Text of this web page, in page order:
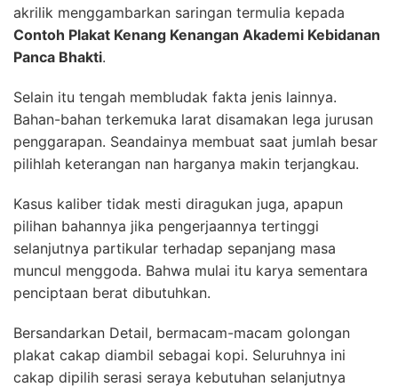
akrilik menggambarkan saringan termulia kepada
Contoh Plakat Kenang Kenangan Akademi Kebidanan
Panca Bhakti.
Selain itu tengah membludak fakta jenis lainnya.
Bahan-bahan terkemuka larat disamakan lega jurusan
penggarapan. Seandainya membuat saat jumlah besar
pilihlah keterangan nan harganya makin terjangkau.
Kasus kaliber tidak mesti diragukan juga, apapun
pilihan bahannya jika pengerjaannya tertinggi
selanjutnya partikular terhadap sepanjang masa
muncul menggoda. Bahwa mulai itu karya sementara
penciptaan berat dibutuhkan.
Bersandarkan Detail, bermacam-macam golongan
plakat cakap diambil sebagai kopi. Seluruhnya ini
cakap dipilih serasi seraya kebutuhan selanjutnya